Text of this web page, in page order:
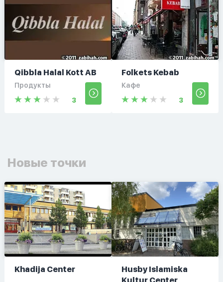
Qibbla Halal Kott AB
Продукты
3
Folkets Kebab
Кафе
3
Новые точки
Khadija Center
Husby Islamiska